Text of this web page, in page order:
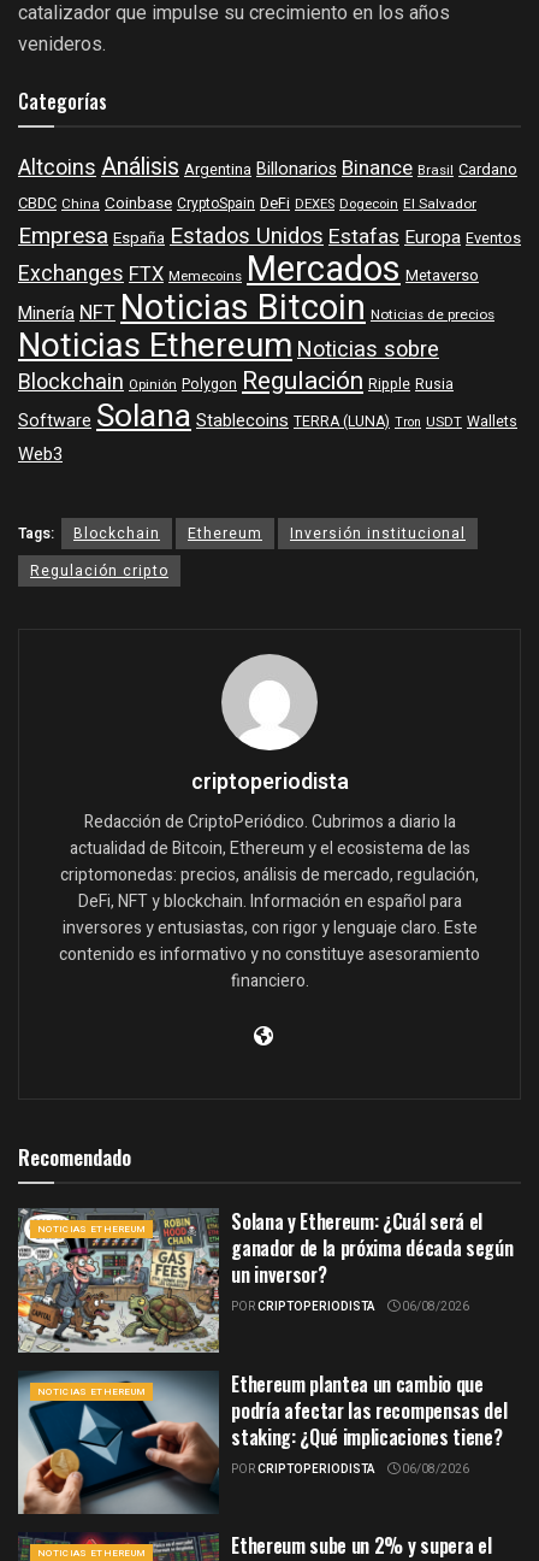
catalizador que impulse su crecimiento en los años
venideros.
Categorías
AltcoinsAnálisis Argentina Billonarios Binance Brasil Cardano
CBDC China Coinbase CryptoSpain DeFi DEXES Dogecoin El Salvador
Empresa España Estados UnidosEstafasEuropa Eventos
ExchangesFTX Memecoins Mercados Metaverso
MineríaNFTNoticias Bitcoin Noticias de precios
Noticias EthereumNoticias sobre
Blockchain Opinión Polygon Regulación Ripple Rusia
Software SolanaStablecoins TERRA (LUNA) Tron USDT Wallets
Web3
Tags: Blockchain Ethereum
Inversión institucional
Regulación cripto
criptoperiodista
Redacción de CriptoPeriódico. Cubrimos a diario la
actualidad de Bitcoin, Ethereum y el ecosistema de las
criptomonedas: precios, análisis de mercado, regulación,
DeFi, NFT y blockchain. Información en español para
inversores y entusiastas, con rigor y lenguaje claro. Este
contenido es informativo y no constituye asesoramiento
financiero.
Recomendado
NOTICIAS ETHEREUM
Solana y Ethereum: ¿Cuál será el
ganador de la próxima década según
un inversor?
PORCRIPTOPERIODISTA 06/08/2026
NOTICIAS ETHEREUM
Ethereum plantea un cambio que
podría afectar las recompensas del
staking: ¿Qué implicaciones tiene?
PORCRIPTOPERIODISTA 06/08/2026
NOTICIAS ETHEREUM
Ethereum sube un 2% y supera el